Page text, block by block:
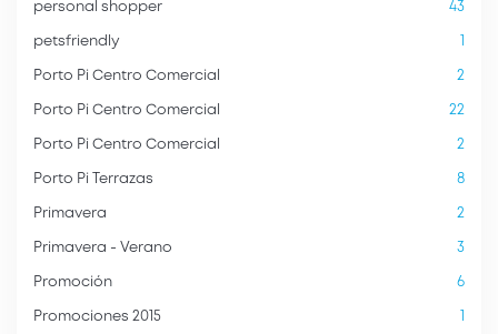
personal shopper 43
petsfriendly
Porto Pi Centro Comercial 2
Porto Pi Centro Comercial 22
Porto Pi Centro Comercial 2
Porto Pi Terrazas 8
Primavera 2
Primavera - Verano 3
Promoción 6
Promociones 2015